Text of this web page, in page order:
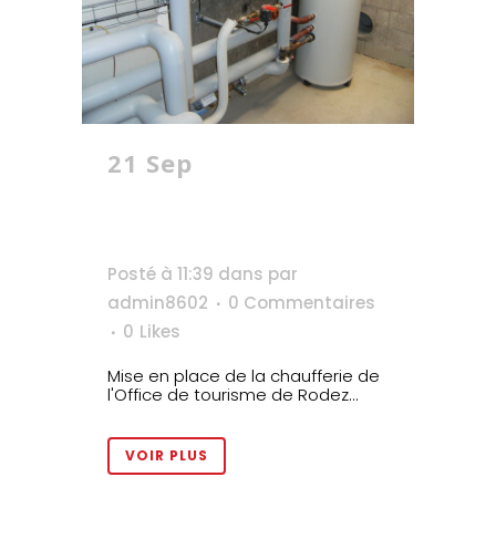
21 Sep
Posté à 11:39 dans par
admin8602
0 Commentaires
0 Likes
Mise en place de la chaufferie de
l'Office de tourisme de Rodez...
VOIR PLUS